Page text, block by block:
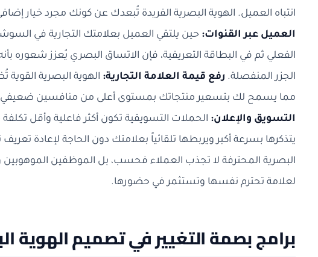
انتباه العميل. الهوية البصرية الفريدة تُبعدك عن كونك مجرد خيار
العميل عبر القنوات: حين يلتقي العميل بعلامتك التجارية في
الفعلي ثم في البطاقة التعريفية، فإن الاتساق البصري يُعزز
الجزر المنفصلة. رفع قيمة العلامة التجارية: الهوية البصرية
مما يسمح لك بتسعير منتجاتك بمستوى أعلى من منافسين ضعيفي
التسويق والإعلان: الحملات التسويقية تكون أكثر فاعلية وأقل
يتذكرها بسرعة أكبر ويربطها تلقائياً بعلامتك دون الحاجة لإعادة
البصرية المحترفة لا تجذب العملاء فحسب، بل الموظفين الموهوبين
لعلامة تحترم نفسها وتستثمر في حضورها.
برامج بصمة التغيير في تصميم الهوية